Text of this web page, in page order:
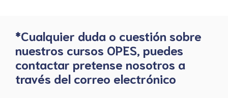
*Cualquier duda o cuestión sobre
nuestros cursos OPES, puedes
contactar pretense nosotros a
través del correo electrónico